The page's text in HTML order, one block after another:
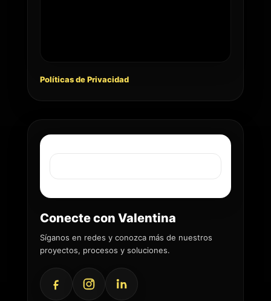
Políticas de Privacidad
Conecte con Valentina
Síganos en redes y conozca más de nuestros
proyectos, procesos y soluciones.